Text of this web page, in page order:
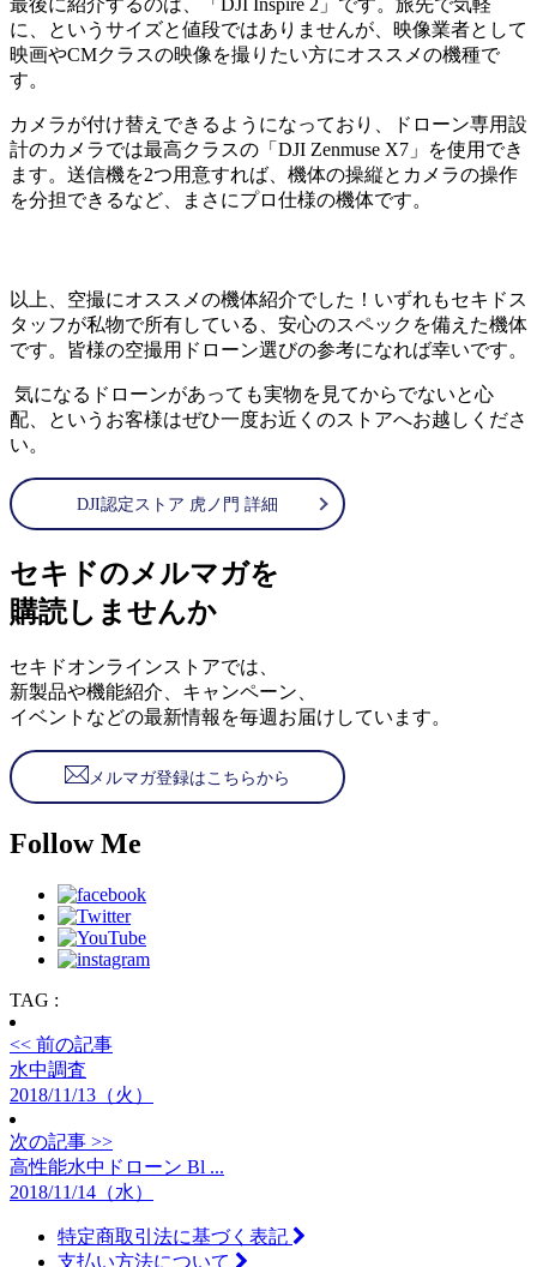
最後に紹介するのは、「DJI Inspire 2」です。旅先で気軽
に、というサイズと値段ではありませんが、映像業者として
映画やCMクラスの映像を撮りたい方にオススメの機種で
す。
カメラが付け替えできるようになっており、ドローン専用設
計のカメラでは最高クラスの「DJI Zenmuse X7」を使用でき
ます。送信機を2つ用意すれば、機体の操縦とカメラの操作
を分担できるなど、まさにプロ仕様の機体です。
以上、空撮にオススメの機体紹介でした！いずれもセキドス
タッフが私物で所有している、安心のスペックを備えた機体
です。皆様の空撮用ドローン選びの参考になれば幸いです。
気になるドローンがあっても実物を見てからでないと心
配、というお客様はぜひ一度お近くのストアへお越しくださ
い。
DJI認定ストア 虎ノ門 詳細
セキドのメルマガを
購読しませんか
セキドオンラインストアでは、
新製品や機能紹介、キャンペーン、
イベントなどの最新情報を毎週お届けしています。
メルマガ登録はこちらから
Follow Me
TAG :
<< 前の記事
水中調査
2018/11/13（火）
次の記事 >>
高性能水中ドローン Bl ...
2018/11/14（水）
特定商取引法に基づく表記
支払い方法について